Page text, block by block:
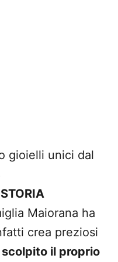
gioielli unici dal
Maiorana ha
crea preziosi
il proprio